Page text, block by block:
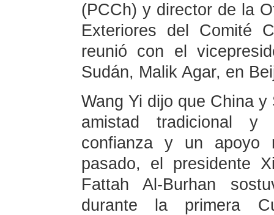
(PCCh) y director de la
Exteriores del Comité
reunió con el
Sudán, Malik Agar, en
Wang Yi dijo que China
amistad tradicional y
confianza y un apoyo
pasado, el presidente
Fattah Al-Burhan
durante la primera